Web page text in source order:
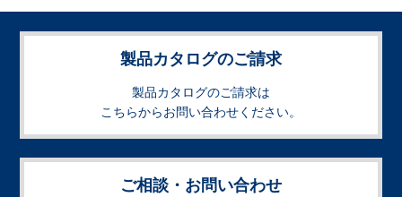
製品カタログのご請求
製品カタログのご請求は
こちらからお問い合わせください。
ご相談・お問い合わせ